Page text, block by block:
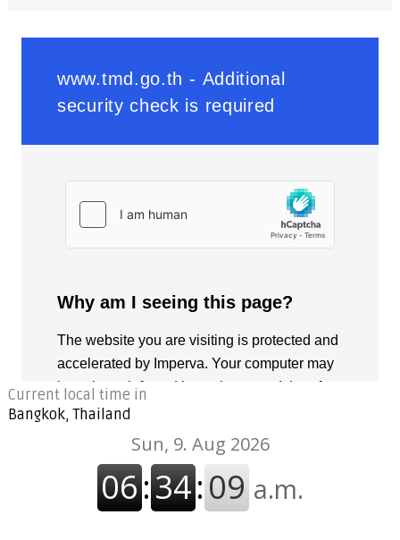
Current local time in
Bangkok, Thailand